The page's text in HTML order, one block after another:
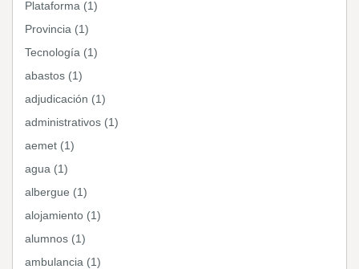
Plataforma (1)
Provincia (1)
Tecnología (1)
abastos (1)
adjudicación (1)
administrativos (1)
aemet (1)
agua (1)
albergue (1)
alojamiento (1)
alumnos (1)
ambulancia (1)